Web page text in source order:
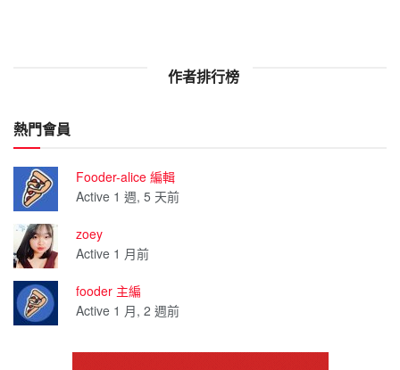
作者排行榜
熱門會員
Fooder-alice 編輯
Active 1 週, 5 天前
zoey
Active 1 月前
fooder 主編
Active 1 月, 2 週前